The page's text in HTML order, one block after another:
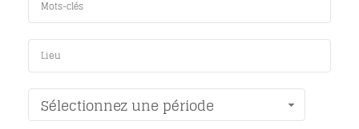
Sélectionnez une période